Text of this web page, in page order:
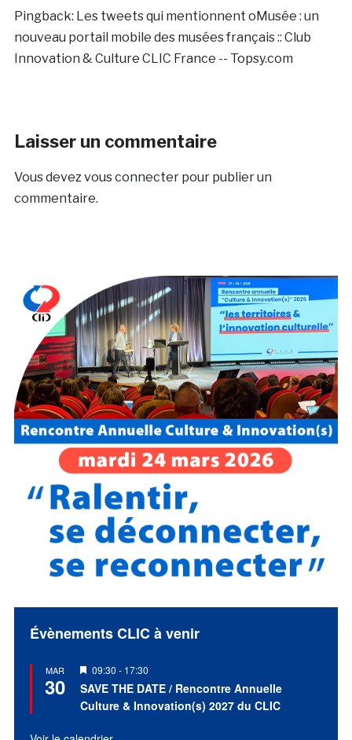
Pingback: Les tweets qui mentionnent oMusée : un
nouveau portail mobile des musées français :: Club
Innovation & Culture CLIC France -- Topsy.com
Laisser un commentaire
Vous devezvous connecterpour publier un
commentaire.
Évènements CLIC à venir
MAR
30
Mis
en
avant
09:30 - 17:30
SAVE THE DATE / Rencontre Annuelle
Culture & Innovation(s) 2027 du CLIC